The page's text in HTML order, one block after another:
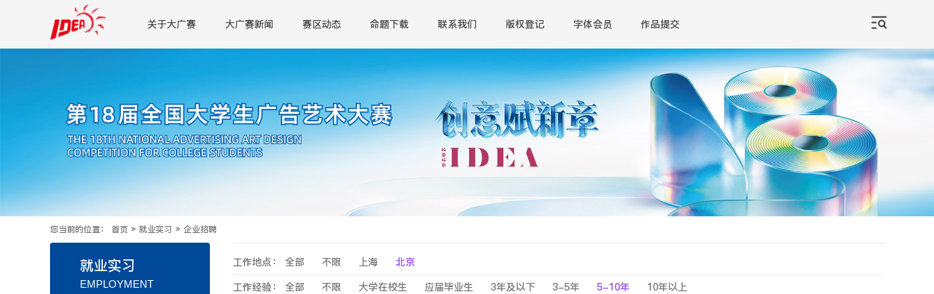
关于大广赛 大广赛新闻 赛区动态 命题下载 联系我们 版权登记 字体会员 作品提交
您当前的位置： 首页 » 就业实习 » 企业招聘
就业实习
EMPLOYMENT
工作地点： 全部 不限 上海 北京
工作经验： 全部 不限 大学在校生 应届毕业生 3年及以下 3-5年 5-10年 10年以上